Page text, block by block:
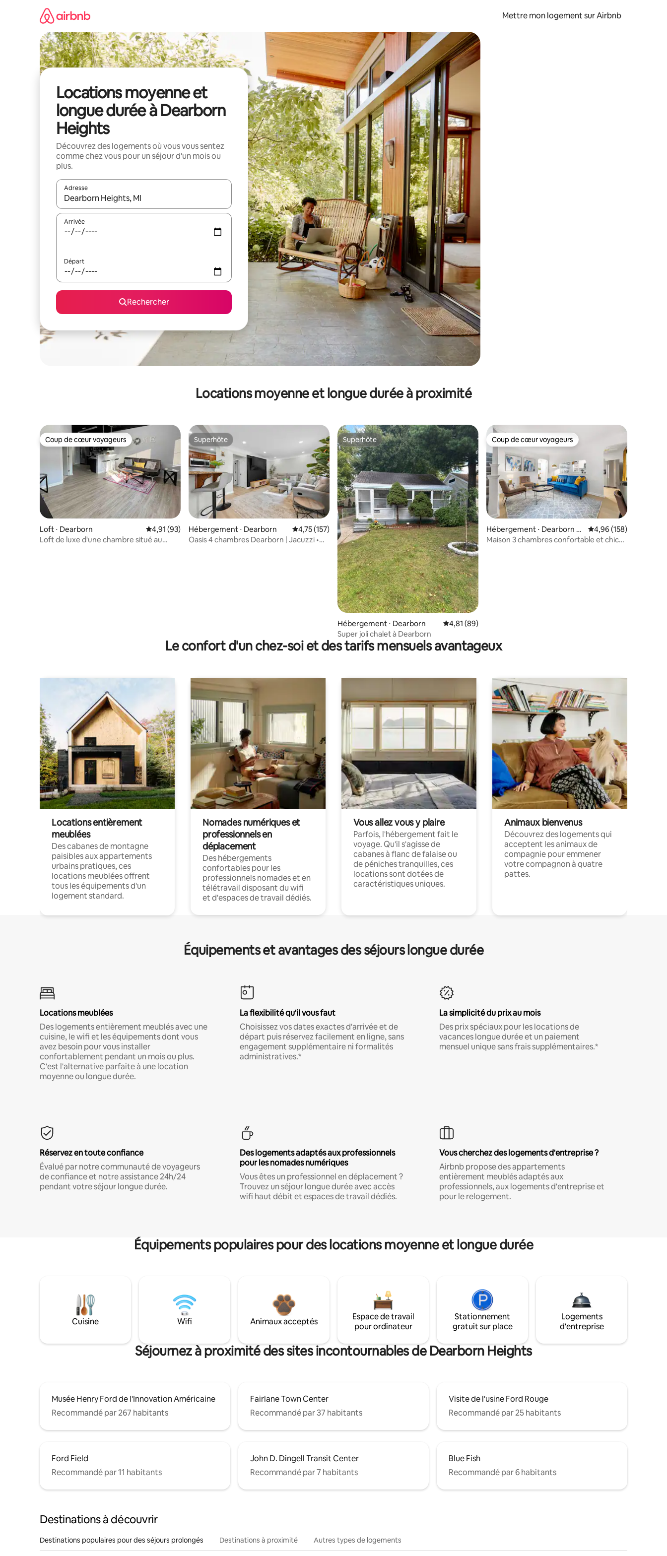
Mettre mon logement sur Airbnb
Locations moyenne et
longue durée à Dearborn
Heights
Découvrez des logements où vous vous sentez
comme chez vous pour un séjour d'un mois ou
plus.
Adresse
Lorsque les résultats s'affichent, utilisez les flèches vers le haut et vers le bas pour les parcourir ou en appuyant et en faisant glisser.
Arrivée
Départ
Rechercher
Locations moyenne et longue durée à proximité
Coup de cœur voyageurs
Coup de cœur voyageurs
Loft ⋅ Dearborn Évaluation moyenne sur la base de 93 commentaires : 4,91 sur 5
4,91 (93)
Loft de luxe d'une chambre situé au
Superhôte
Superhôte
Hébergement ⋅ Dearborn Évaluation moyenne sur la base de 157 commentaires : 4,75 sur 5
4,75 (157)
Oasis 4 chambres Dearborn | Jacuzzi •
Superhôte
Superhôte
Hébergement ⋅ Dearborn Évaluation moyenne sur la base de 89 commentaires : 4,81 sur 5
4,81 (89)
Super joli chalet à Dearborn
Coup de cœur voyageurs
Coup de cœur voyageurs
Hébergement ⋅ Dearborn H
eights
Évaluation moyenne
4,96 (158)
Maison 3 chambres confortable et chic
Le confort d'un chez-soi et des tarifs mensuels avantageux
Locations entièrement
meublées
Des cabanes de montagne
paisibles aux appartements
urbains pratiques, ces
locations meublées offrent
tous les équipements d'un
logement standard.
Nomades numériques et
professionnels en
déplacement
Des hébergements
confortables pour les
professionnels nomades et en
télétravail disposant du wifi
et d'espaces de travail dédiés.
Vous allez vous y plaire
Parfois, l'hébergement fait le
voyage. Qu'il s'agisse de
cabanes à flanc de falaise ou
de péniches tranquilles, ces
locations sont dotées de
caractéristiques uniques.
Animaux bienvenus
Découvrez des logements qui
acceptent les animaux de
compagnie pour emmener
votre compagnon à quatre
pattes.
Équipements et avantages des séjours longue durée
Locations meublées
Des logements entièrement meublés avec une
cuisine, le wifi et les équipements dont vous
avez besoin pour vous installer
confortablement pendant un mois ou plus.
C'est l'alternative parfaite à une location
moyenne ou longue durée.
La flexibilité qu'il vous faut
Choisissez vos dates exactes d'arrivée et de
départ puis réservez facilement en ligne, sans
engagement supplémentaire ni formalités
administratives.*
La simplicité du prix au mois
Des prix spéciaux pour les locations de
vacances longue durée et un paiement
mensuel unique sans frais supplémentaires.*
Réservez en toute confiance
Évalué par notre communauté de voyageurs
de confiance et notre assistance 24h/24
pendant votre séjour longue durée.
Des logements adaptés aux professionnels
pour les nomades numériques
Vous êtes un professionnel en déplacement ?
Trouvez un séjour longue durée avec accès
wifi haut débit et espaces de travail dédiés.
Vous cherchez des logements d'entreprise ?
Airbnb propose des appartements
entièrement meublés adaptés aux
professionnels, aux logements d'entreprise et
pour le relogement.
Équipements populaires pour des locations moyenne et longue durée
Cuisine Wifi Animaux acceptés
Espace de travail
pour ordinateur
Stationnement
gratuit sur place
Logements
d'entreprise
Séjournez à proximité des sites incontournables de Dearborn Heights
Musée Henry Ford de l'Innovation Américaine
Recommandé par 267 habitants
Fairlane Town Center
Recommandé par 37 habitants
Visite de l'usine Ford Rouge
Recommandé par 25 habitants
Ford Field
Recommandé par 11 habitants
John D. Dingell Transit Center
Recommandé par 7 habitants
Blue Fish
Recommandé par 6 habitants
Destinations à découvrir
Destinations populaires pour des séjours prolongés Destinations à proximité Autres types de logements